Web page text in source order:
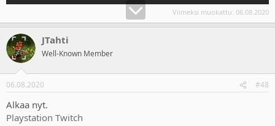
Viimeksi muokattu: 06.08.2020
JTahti
Well-Known Member
06.08.2020 #48
Alkaa nyt.
Playstation Twitch